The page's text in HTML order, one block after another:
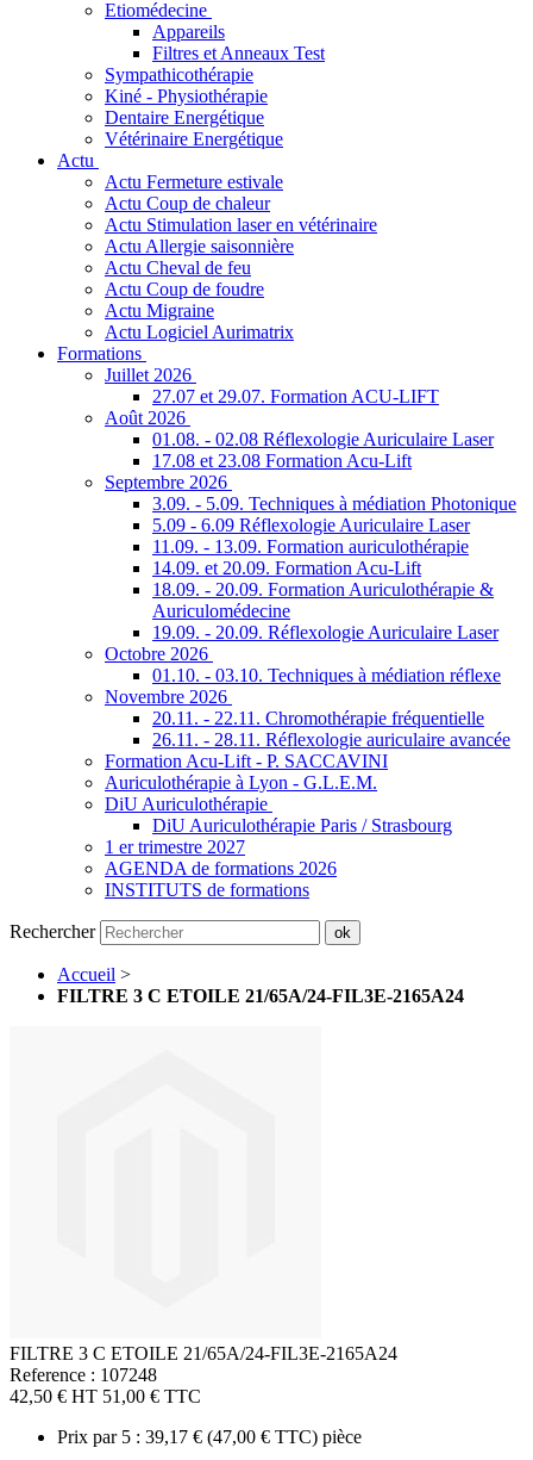
Etiomédecine
Appareils
Filtres et Anneaux Test
Sympathicothérapie
Kiné - Physiothérapie
Dentaire Energétique
Vétérinaire Energétique
Actu
Actu Fermeture estivale
Actu Coup de chaleur
Actu Stimulation laser en vétérinaire
Actu Allergie saisonnière
Actu Cheval de feu
Actu Coup de foudre
Actu Migraine
Actu Logiciel Aurimatrix
Formations
Juillet 2026
27.07 et 29.07. Formation ACU-LIFT
Août 2026
01.08. - 02.08 Réflexologie Auriculaire Laser
17.08 et 23.08 Formation Acu-Lift
Septembre 2026
3.09. - 5.09. Techniques à médiation Photonique
5.09 - 6.09 Réflexologie Auriculaire Laser
11.09. - 13.09. Formation auriculothérapie
14.09. et 20.09. Formation Acu-Lift
18.09. - 20.09. Formation Auriculothérapie &
Auriculomédecine
19.09. - 20.09. Réflexologie Auriculaire Laser
Octobre 2026
01.10. - 03.10. Techniques à médiation réflexe
Novembre 2026
20.11. - 22.11. Chromothérapie fréquentielle
26.11. - 28.11. Réflexologie auriculaire avancée
Formation Acu-Lift - P. SACCAVINI
Auriculothérapie à Lyon - G.L.E.M.
DiU Auriculothérapie
DiU Auriculothérapie Paris / Strasbourg
1 er trimestre 2027
AGENDA de formations 2026
INSTITUTS de formations
Rechercher ok
Accueil >
FILTRE 3 C ETOILE 21/65A/24-FIL3E-2165A24
FILTRE 3 C ETOILE 21/65A/24-FIL3E-2165A24
Reference : 107248
42,50 € HT 51,00 € TTC
Prix par 5 : 39,17 € (47,00 € TTC) pièce